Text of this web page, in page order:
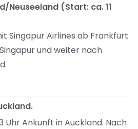
Neuseeland (Start: ca. 11
Singapur Airlines ab Frankfurt
und weiter nach
Uhr Ankunft in Auckland. Nach